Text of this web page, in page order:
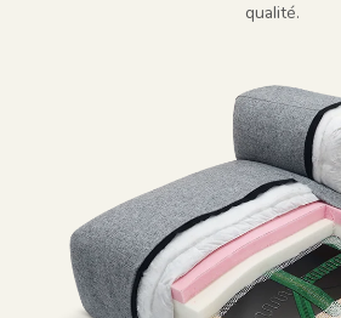
qualité.